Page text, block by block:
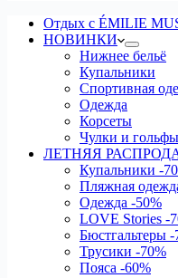
Отдых с ÉMILIE
НОВИНКИ
Нижнее бельё
Купальники
Спортивная
Одежда
Корсеты
Чулки и гольфы
ЛЕТНЯЯ
Купальники -
Пляжная
Одежда -50%
LOVE Stories -
Бюстгальтеры -
Трусики -70%
Пояса -60%